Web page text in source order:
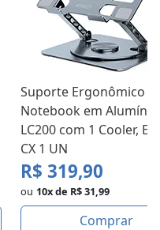
Suporte Ergonômico
Notebook em Alumínio
LC200 com 1 Cooler,
CX 1 UN
R$ 319,90
ou 10x de R$ 31,99
Comprar